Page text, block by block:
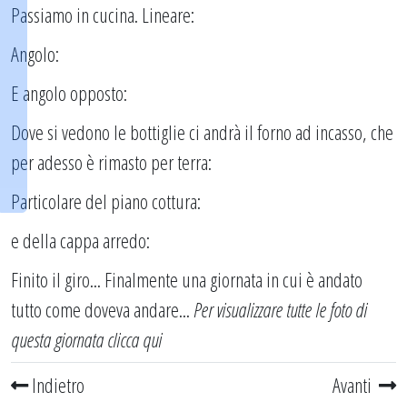
Passiamo in cucina. Lineare:
Angolo:
E angolo opposto:
Dove si vedono le bottiglie ci andrà il forno ad incasso, che
per adesso è rimasto per terra:
Particolare del piano cottura:
e della cappa arredo:
Finito il giro... Finalmente una giornata in cui è andato
tutto come doveva andare...Per visualizzare tutte le foto di
questa giornataclicca qui
Indietro
Avanti